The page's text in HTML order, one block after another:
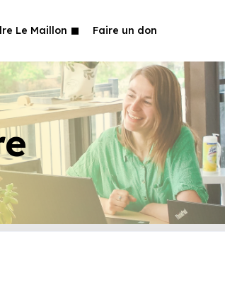
Le Maillon Faire un don